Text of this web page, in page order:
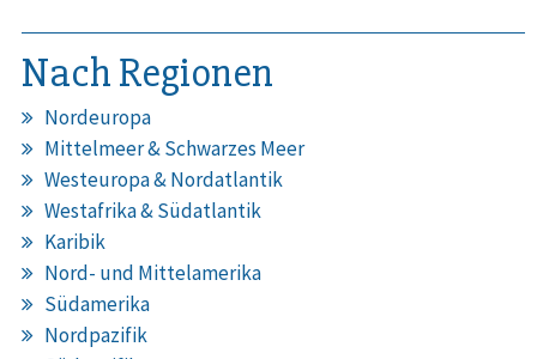
Nach Regionen
Nordeuropa
Mittelmeer & Schwarzes Meer
Westeuropa & Nordatlantik
Westafrika & Südatlantik
Karibik
Nord- und Mittelamerika
Südamerika
Nordpazifik